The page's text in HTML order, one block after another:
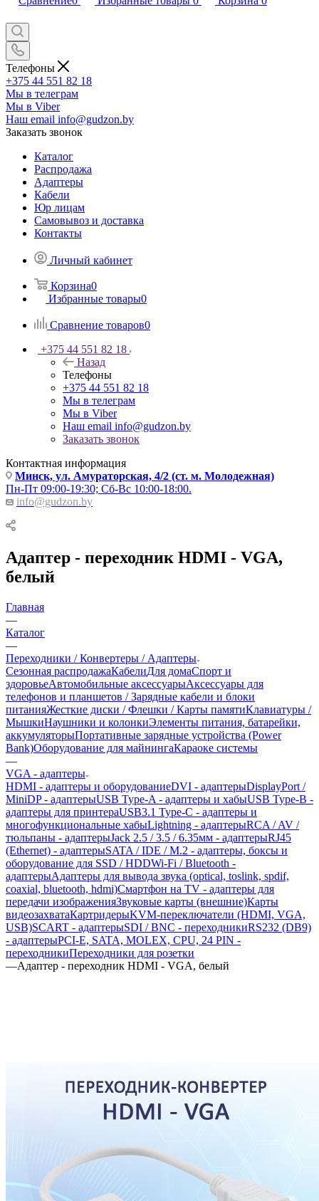
Телефоны
+375 44 551 82 18
Мы в телеграм
Мы в Viber
Наш email info@gudzon.by
Заказать звонок
Каталог
Распродажа
Адаптеры
Кабели
Юр лицам
Самовывоз и доставка
Контакты
Личный кабинет
Корзина0
Избранные товары0
Сравнение товаров0
+375 44 551 82 18
Назад
Телефоны
+375 44 551 82 18
Мы в телеграм
Мы в Viber
Наш email info@gudzon.by
Заказать звонок
Контактная информация
Минск, ул. Амураторская, 4/2 (ст. м. Молодежная)
Пн-Пт 09:00-19:30; Сб-Вс 10:00-18:00.
info@gudzon.by
Адаптер - переходник HDMI - VGA,
белый
Главная
—
Каталог
—
Переходники / Конвертеры / Адаптеры
Сезонная распродажаКабелиДля домаСпорт и
здоровьеАвтомобильные аксессуарыАксессуары для
телефонов и планшетов / Зарядные кабели и блоки
питанияЖесткие диски / Флешки / Карты памятиКлавиатуры /
МышкиНаушники и колонкиЭлементы питания, батарейки,
аккумуляторыПортативные зарядные устройства (Power
Bank)Оборудование для майнингаКараоке системы
—
VGA - адаптеры
HDMI - адаптеры и оборудованиеDVI - адаптерыDisplayPort /
MiniDP - адаптерыUSB Type-A - адаптеры и хабыUSB Type-B -
адаптеры для принтераUSB3.1 Type-C - адаптеры и
многофункциональные хабыLightning - адаптерыRCA / AV /
тюльпаны - адаптерыJack 2.5 / 3.5 / 6.35мм - адаптерыRJ45
(Ethernet) - адаптерыSATA / IDE / M.2 - адаптеры, боксы и
оборудование для SSD / HDDWi-Fi / Bluetooth -
адаптерыАдаптеры для вывода звука (optical, toslink, spdif,
coaxial, bluetooth, hdmi)Смартфон на TV - адаптеры для
передачи изображенияЗвуковые карты (внешние)Карты
видеозахватаКартридерыKVM-переключатели (HDMI, VGA,
USB)SCART - адаптерыSDI / BNC - переходникиRS232 (DB9)
- адаптерыPCI-E, SATA, MOLEX, CPU, 24 PIN -
переходникиПереходники для розетки
—Адаптер - переходник HDMI - VGA, белый